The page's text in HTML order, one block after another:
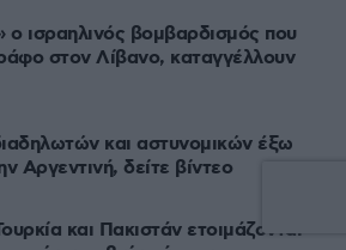
ισραηλινός βομβαρδισμός που
στον Λίβανο, καταγγέλλουν
και αστυνομικών έξω
Αργεντινή, δείτε βίντεο
και Πακιστάν ετοιμάζονται